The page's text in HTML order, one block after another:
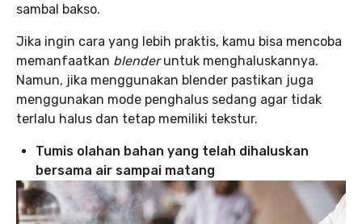
sambal bakso.
Jika ingin cara yang lebih praktis, kamu bisa mencoba
memanfaatkan blenderuntuk menghaluskannya.
Namun, jika menggunakan blender pastikan juga
menggunakan mode penghalus sedang agar tidak
terlalu halus dan tetap memiliki tekstur.
Tumis olahan bahan yang telah dihaluskan
bersama air sampai matang